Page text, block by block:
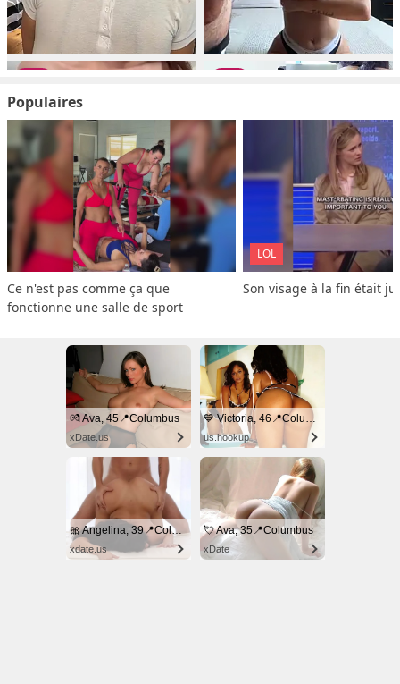
Populaires
Ce n'est pas comme ça que
fonctionne une salle de sport
LOL
Son visage à la fin était